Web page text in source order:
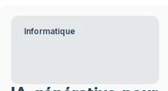
Informatique